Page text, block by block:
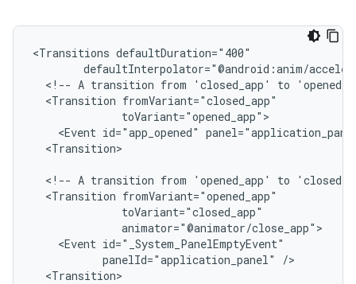
<Transitions
<!-- A transition from 'closed_app' to
<Transition
<Event id="app_opened"
<Transition>
<!-- A transition from 'opened_app' to
<Transition
<Event
panelId="application_panel"
<Transition>